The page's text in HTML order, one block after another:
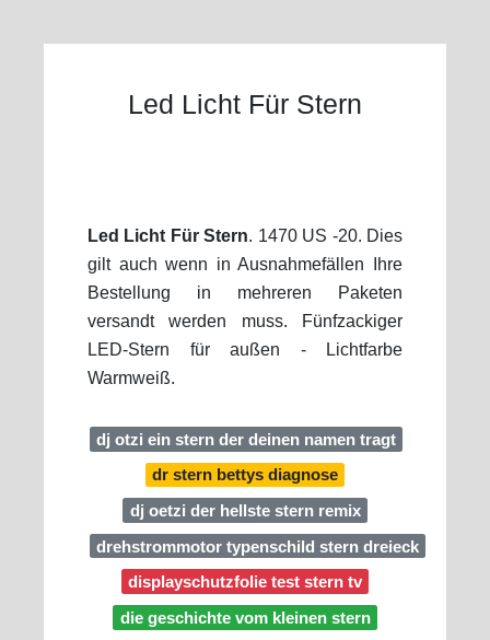
Led Licht Für Stern
Led Licht Für Stern. 1470 US -20. Dies
gilt auch wenn in Ausnahmefällen Ihre
Bestellung in mehreren Paketen
versandt werden muss. Fünfzackiger
LED-Stern für außen - Lichtfarbe
Warmweiß.
dj otzi ein stern der deinen namen tragt
dr stern bettys diagnose
dj oetzi der hellste stern remix
drehstrommotor typenschild stern dreieck
displayschutzfolie test stern tv
die geschichte vom kleinen stern